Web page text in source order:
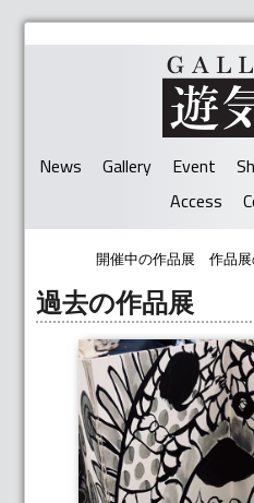
News Gallery Event
Access
開催中の作品展 作品
過去の作品展